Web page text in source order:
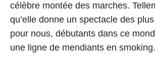
célèbre montée des marches.
qu’elle donne un spectacle des
pour nous, débutants dans ce
une ligne de mendiants en smoking.